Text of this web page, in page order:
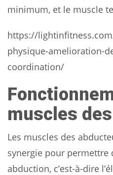
minimum, et le muscle
https://
physique-amelioration-
coordination/
muscles
Les muscles des
synergie pour permettre
abduction, c’est-à-dire